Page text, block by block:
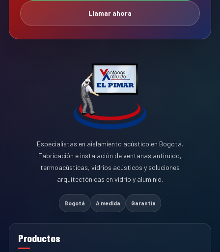
Llamar ahora
Especialistas en aislamiento acústico en Bogotá.
Fabricación e instalación de ventanas antiruido,
termoacústicas, vidrios acústicos y soluciones
arquitectónicas en vidrio y aluminio.
Bogotá A medida Garantía
Productos